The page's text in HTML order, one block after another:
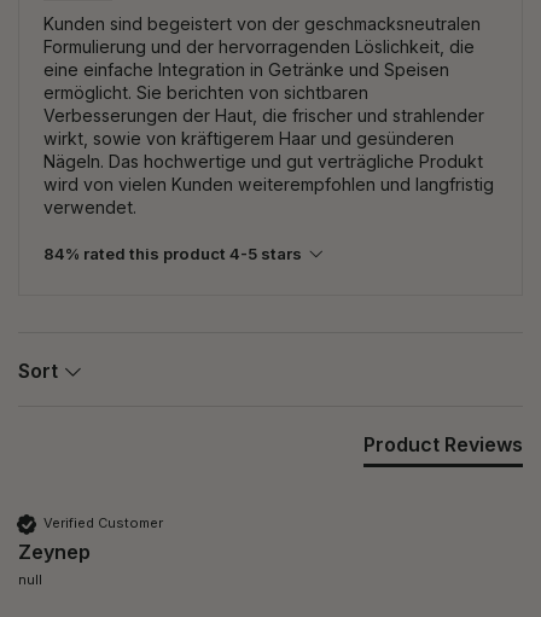
Kunden sind begeistert von der geschmacksneutralen
Formulierung und der hervorragenden Löslichkeit, die
eine einfache Integration in Getränke und Speisen
ermöglicht. Sie berichten von sichtbaren
Verbesserungen der Haut, die frischer und strahlender
wirkt, sowie von kräftigerem Haar und gesünderen
Nägeln. Das hochwertige und gut verträgliche Produkt
wird von vielen Kunden weiterempfohlen und langfristig
verwendet.
84% rated this product 4-5 stars
Sort
Product Reviews
Verified Customer
Zeynep
null